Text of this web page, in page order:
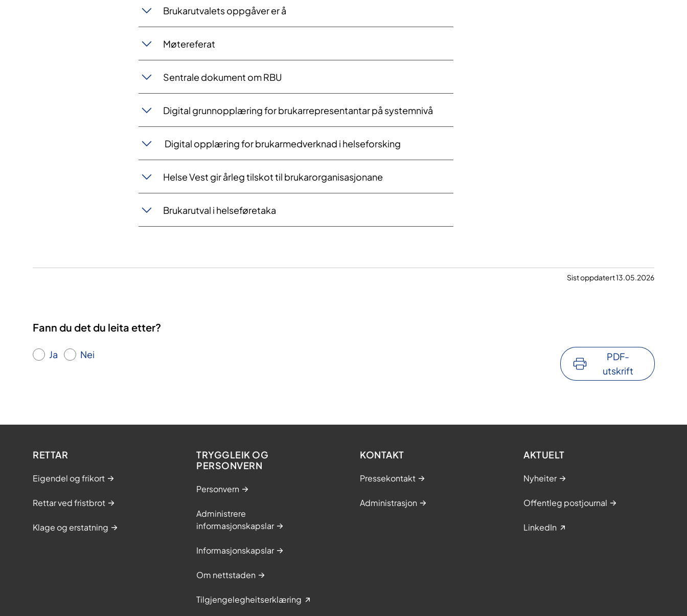
Brukarutvalets oppgåver er å
Møtereferat
Sentrale dokument om RBU
Digital grunnopplæring for brukarrepresentantar på systemnivå
Digital opplæring for brukarmedverknad i helseforsking
Helse Vest gir årleg tilskot til brukarorganisasjonane​​
Brukarutval i helseføretaka
Sist oppdatert 13.05.2026
Fann du det du leita etter?
Ja Nei
PDF-
utskrift
RETTAR
Eigendel og frikort
Rettar ved fristbrot
Klage og erstatning
TRYGGLEIK OG
PERSONVERN
Personvern
Administrere
informasjonskapslar
Informasjonskapslar
Om nettstaden
Tilgjengelegheitserklæring
KONTAKT
Pressekontakt
Administrasjon
AKTUELT
Nyheiter
Offentleg postjournal
LinkedIn